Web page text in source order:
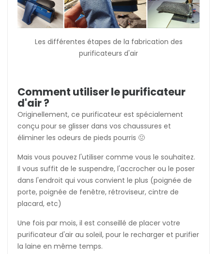
Les différentes étapes de la fabrication des
purificateurs d'air
Comment utiliser le purificateur
d'air ?
Originellement, ce purificateur est spécialement
conçu pour se glisser dans vos chaussures et
éliminer les odeurs de pieds pourris 🤢
Mais vous pouvez l'utiliser comme vous le souhaitez.
Il vous suffit de le suspendre, l'accrocher ou le poser
dans l'endroit qui vous convient le plus (poignée de
porte, poignée de fenêtre, rétroviseur, cintre de
placard, etc)
Une fois par mois, il est conseillé de placer votre
purificateur d'air au soleil, pour le recharger et purifier
la laine en même temps.